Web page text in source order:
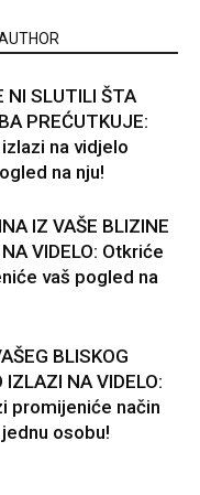
NI SLUTILI ŠTA
PREĆUTKUJE:
na vidjelo
na nju!
IZ VAŠE BLIZINE
VIDELO: Otkriće
vaš pogled na
BLISKOG
IZLAZI NA VIDELO:
promijeniće način
osobu!